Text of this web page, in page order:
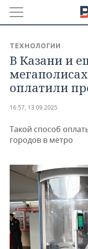
БАШКОРТОСТАН
ТАТАРСТАН
НОВОСТИ
АНАЛИТИКА
ДЕКЛАРАЦИИ О
КОРОЛИ
ВУЗЫ ТАТАРСТАНА
КОМУ
ТОРГОВЫЕ ЦЕНТРЫ
ТАТАРСТАНА
НОВОСТИ
ФИНАНСЫ
БАНКИ
БЮДЖЕТ
ИНВЕСТИЦИИ
ПРОМЫШЛЕННОСТЬ
НОВОСТИ
АГРОПРОМ
МАШИНОСТРОЕНИЕ
НЕФТЕХИМИЯ
НЕФТЬ
НЕДВИЖИМОСТЬ
НОВОСТИ
АВТО
НОВОСТИ АВТО
БИЗНЕС
НОВОСТИ БИЗНЕСА
РОЗНИЧНАЯ
ТЕХНОЛОГИИ
НОВОСТИ
МЕРОПРИЯТИЯ
ТЕХНОЛОГИИ
В Казани и
оплатили
16:57, 13.09.2025
Такой способ
городов в метро